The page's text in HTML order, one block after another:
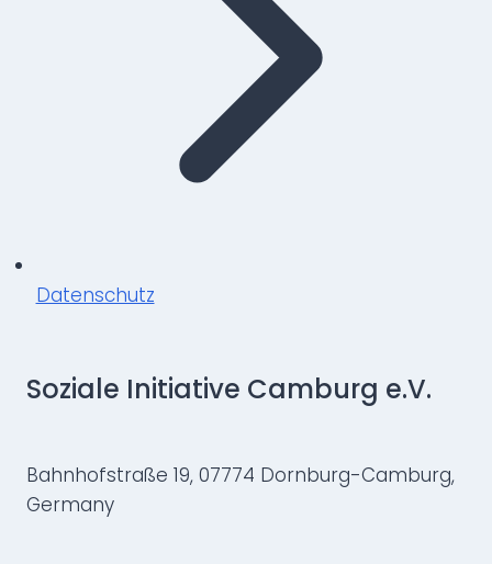
Datenschutz
Soziale Initiative Camburg e.V.
Bahnhofstraße 19, 07774 Dornburg-Camburg,
Germany